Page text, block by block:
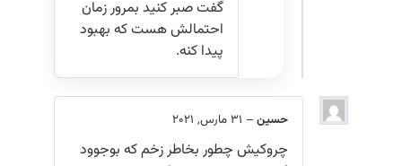
گفت صبر کنید بمرور زمان
احتمالش هست که بهبود
حسین–31 مارس, 2021
چروکیش چطور بخاطر زخم که بوجوود